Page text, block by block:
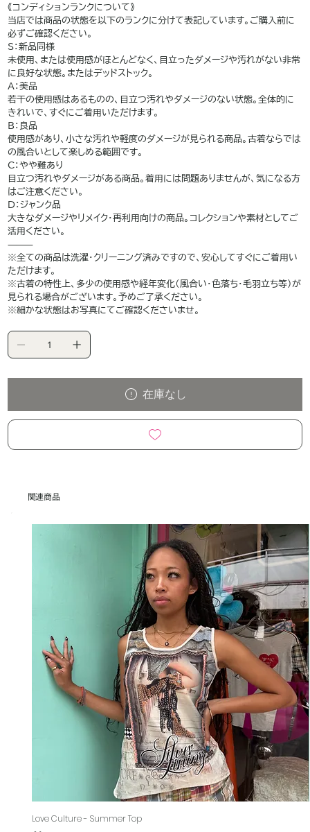
《コンディションランクについて》
当店では商品の状態を以下のランクに分けて表記しています。ご購入前に
必ずご確認ください。
S：新品同様
未使用、または使用感がほとんどなく、目立ったダメージや汚れがない非常
に良好な状態。またはデッドストック。
A：美品
若干の使用感はあるものの、目立つ汚れやダメージのない状態。全体的に
きれいで、すぐにご着用いただけます。
B：良品
使用感があり、小さな汚れや軽度のダメージが見られる商品。古着ならでは
の風合いとして楽しめる範囲です。
C：やや難あり
目立つ汚れやダメージがある商品。着用には問題ありませんが、気になる方
はご注意ください。
D：ジャンク品
大きなダメージやリメイク・再利用向けの商品。コレクションや素材としてご
活用ください。
⸻
※全ての商品は洗濯・クリーニング済みですので、安心してすぐにご着用い
ただけます。
※古着の特性上、多少の使用感や経年変化（風合い・色落ち・毛羽立ち等）が
見られる場合がございます。予めご了承ください。
※細かな状態はお写真にてご確認くださいませ。
在庫なし
関連商品
Love Culture - Summer Top